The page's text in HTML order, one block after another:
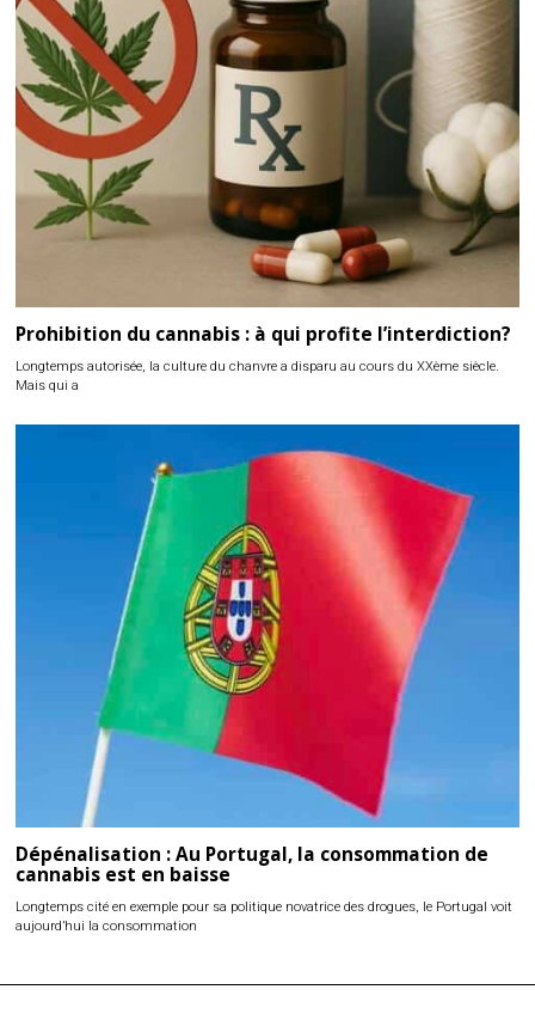
Prohibition du cannabis : à qui profite l’interdiction?
Longtemps autorisée, la culture du chanvre a disparu au cours du XXème siècle.
Mais qui a
Dépénalisation : Au Portugal, la consommation de
cannabis est en baisse
Longtemps cité en exemple pour sa politique novatrice des drogues, le Portugal voit
aujourd’hui la consommation